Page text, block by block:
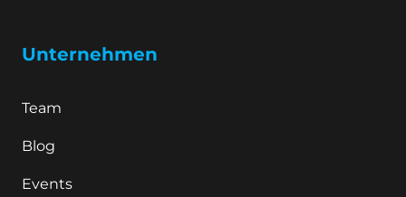
Unternehmen
Team
Blog
Events